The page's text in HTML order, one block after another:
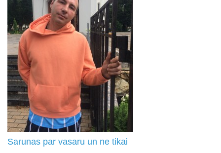
Sarunas par vasaru un ne tikai